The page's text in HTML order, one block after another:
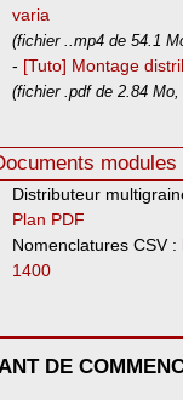
varia
(fichier ..mp4 de 54.1
- [Tuto] Montage
(fichier .pdf de 2.84
Distributeur
Plan PDF
Nomenclatures CSV :
1400
DE